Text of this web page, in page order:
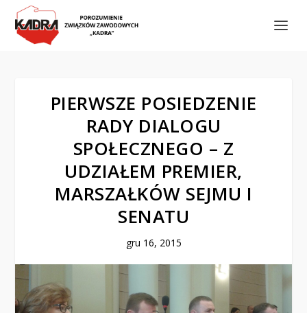
PIERWSZE POSIEDZENIE
RADY DIALOGU
SPOŁECZNEGO – Z
UDZIAŁEM PREMIER,
MARSZAŁKÓW SEJMU I
SENATU
gru 16, 2015